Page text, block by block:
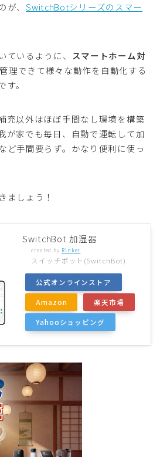
が、SwitchBotシリーズのスマー
ているように、
スマートホーム対
理できて様々な動作を自動化する
す。
充以外はほぼ手間なし環境を構築
が家でも毎日、自動で運転して加
ど手間要らず。かなり便利に使っ
ましょう！
SwitchBot 加湿器
created by Rinker
スイッチボット(SwitchBot)
公式オンラインストア
Amazon 楽天市場
Yahooショッピング